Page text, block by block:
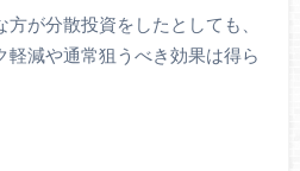
が分散投資をしたとしても、
軽減や通常狙うべき効果は得ら